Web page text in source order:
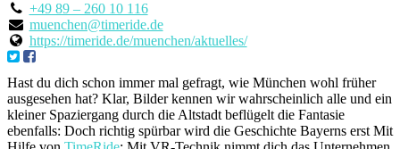
+49 89 – 260 10 116
muenchen@timeride.de
https://timeride.de/muenchen/aktuelles/
Hast du dich schon immer mal gefragt, wie München wohl früher
ausgesehen hat? Klar, Bilder kennen wir wahrscheinlich alle und ein
kleiner Spaziergang durch die Altstadt beflügelt die Fantasie
ebenfalls: Doch richtig spürbar wird die Geschichte Bayerns erst Mit